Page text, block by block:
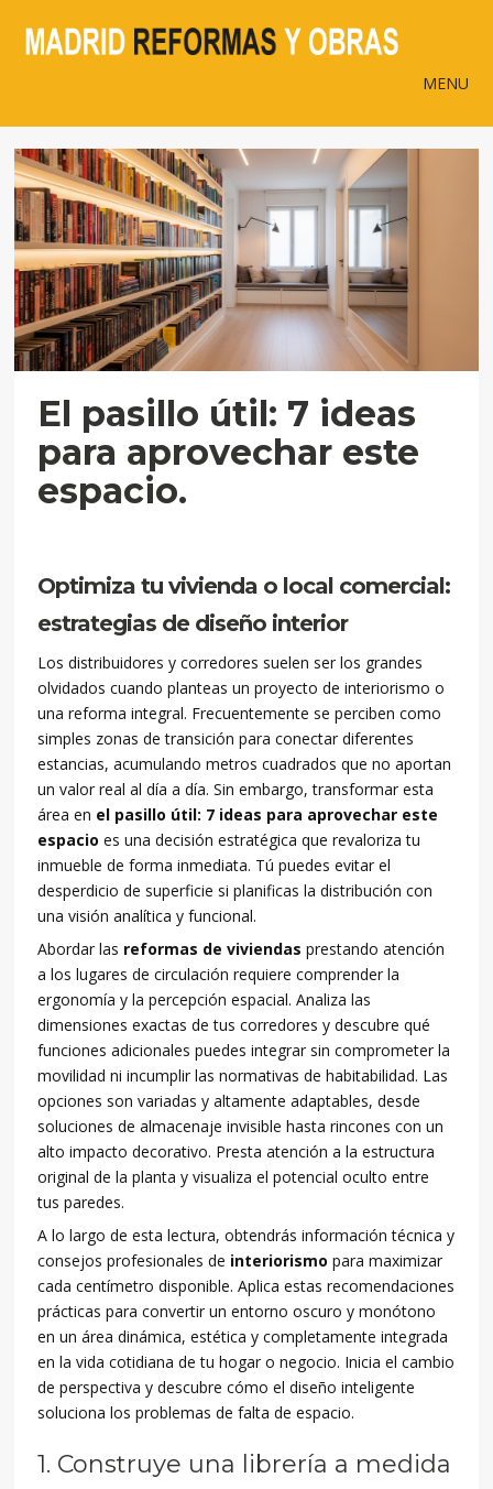
MENU
El pasillo útil: 7 ideas
para aprovechar este
espacio.
Optimiza tu vivienda o local comercial:
estrategias de diseño interior
Los distribuidores y corredores suelen ser los grandes
olvidados cuando planteas un proyecto de interiorismo o
una reforma integral. Frecuentemente se perciben como
simples zonas de transición para conectar diferentes
estancias, acumulando metros cuadrados que no aportan
un valor real al día a día. Sin embargo, transformar esta
área en el pasillo útil: 7 ideas para aprovechar este
espacio es una decisión estratégica que revaloriza tu
inmueble de forma inmediata. Tú puedes evitar el
desperdicio de superficie si planificas la distribución con
una visión analítica y funcional.
Abordar las reformas de viviendas prestando atención
a los lugares de circulación requiere comprender la
ergonomía y la percepción espacial. Analiza las
dimensiones exactas de tus corredores y descubre qué
funciones adicionales puedes integrar sin comprometer la
movilidad ni incumplir las normativas de habitabilidad. Las
opciones son variadas y altamente adaptables, desde
soluciones de almacenaje invisible hasta rincones con un
alto impacto decorativo. Presta atención a la estructura
original de la planta y visualiza el potencial oculto entre
tus paredes.
A lo largo de esta lectura, obtendrás información técnica y
consejos profesionales de interiorismo para maximizar
cada centímetro disponible. Aplica estas recomendaciones
prácticas para convertir un entorno oscuro y monótono
en un área dinámica, estética y completamente integrada
en la vida cotidiana de tu hogar o negocio. Inicia el cambio
de perspectiva y descubre cómo el diseño inteligente
soluciona los problemas de falta de espacio.
1. Construye una librería a medida